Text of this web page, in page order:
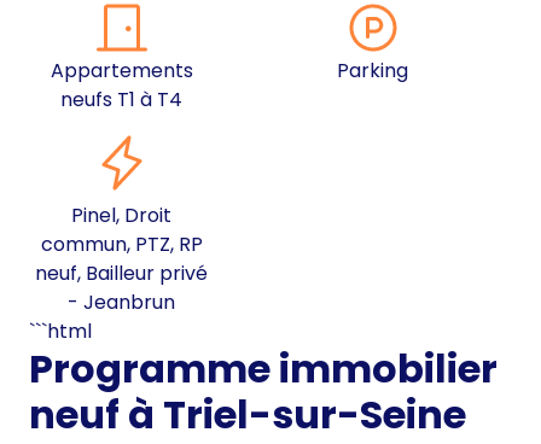
Appartements
neufs T1 à T4
Parking
Pinel, Droit
commun, PTZ, RP
neuf, Bailleur privé
- Jeanbrun
```html
Programme immobilier
neuf à Triel-sur-Seine